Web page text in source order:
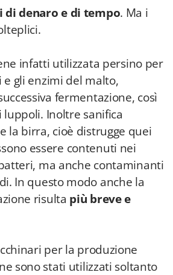
denaro e di tempo. Ma i
infatti utilizzata persino per
gli enzimi del malto,
fermentazione, così
luppoli. Inoltre sanifica
la birra, cioè distrugge quei
essere contenuti nei
ma anche contaminanti
In questo modo anche la
risulta più breve e
per la produzione
sono stati utilizzati soltanto